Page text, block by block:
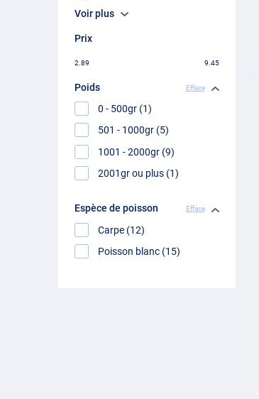
Voir plus
Prix
2.89 9.45
Poids Efface
0 - 500gr (1)
501 - 1000gr (5)
1001 - 2000gr (9)
2001gr ou plus (1)
Espèce de poisson Efface
Carpe (12)
Poisson blanc (15)